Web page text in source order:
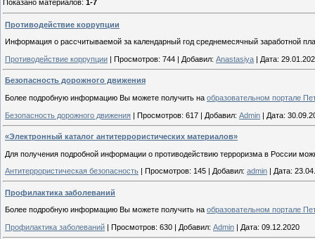
Показано материалов: 1-7
Противодействие коррупции
Информация о рассчитываемой за календарный год среднемесячный заработной
Противодействие коррупции | Просмотров: 744 | Добавил: Anastasiya | Дата:
Безопасность дорожного движения
Более подробную информацию Вы можете получить на образовательном портале
Безопасность дорожного движения | Просмотров: 617 | Добавил: Admin | Дата:
«Электронный каталог антитеррористических материалов»
Для получения подробной информации о противодействию терроризма в России
Антитеррористическая безопасность Просмотров: 145 Добавил: admin Дата:
Профилактика заболеваний
Более подробную информацию Вы можете получить на образовательном портале
Профилактика заболеваний | Просмотров: 630 | Добавил: Admin | Дата: 09.12.2020